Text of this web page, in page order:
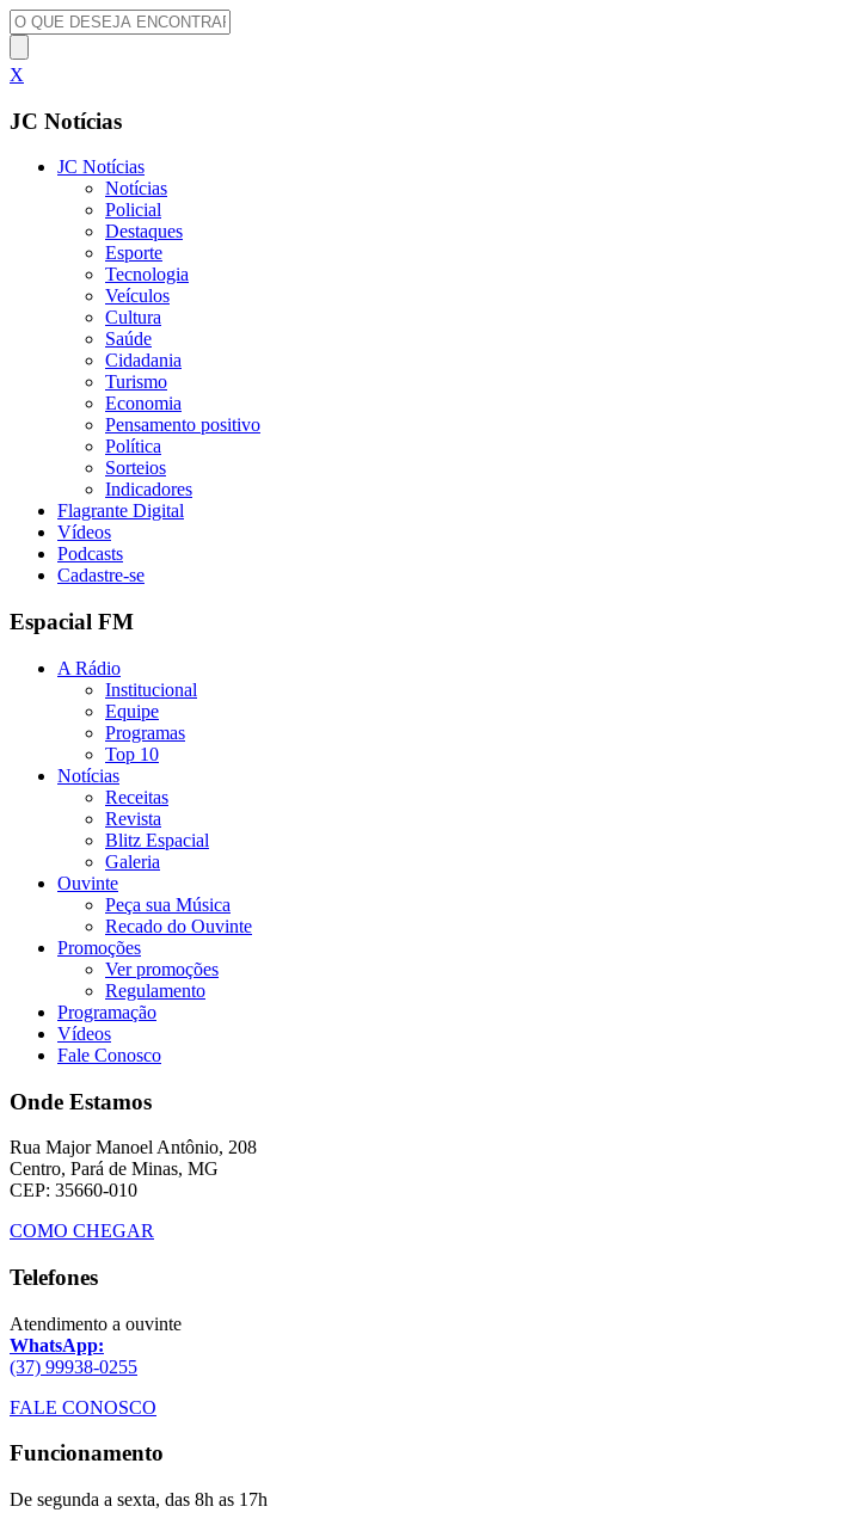
X
JC Notícias
JC Notícias
Notícias
Policial
Destaques
Esporte
Tecnologia
Veículos
Cultura
Saúde
Cidadania
Turismo
Economia
Pensamento positivo
Política
Sorteios
Indicadores
Flagrante Digital
Vídeos
Podcasts
Cadastre-se
Espacial FM
A Rádio
Institucional
Equipe
Programas
Top 10
Notícias
Receitas
Revista
Blitz Espacial
Galeria
Ouvinte
Peça sua Música
Recado do Ouvinte
Promoções
Ver promoções
Regulamento
Programação
Vídeos
Fale Conosco
Onde Estamos
Rua Major Manoel Antônio, 208
Centro, Pará de Minas, MG
CEP: 35660-010
COMO CHEGAR
Telefones
Atendimento a ouvinte
WhatsApp:
(37) 99938-0255
FALE CONOSCO
Funcionamento
De segunda a sexta, das 8h as 17h